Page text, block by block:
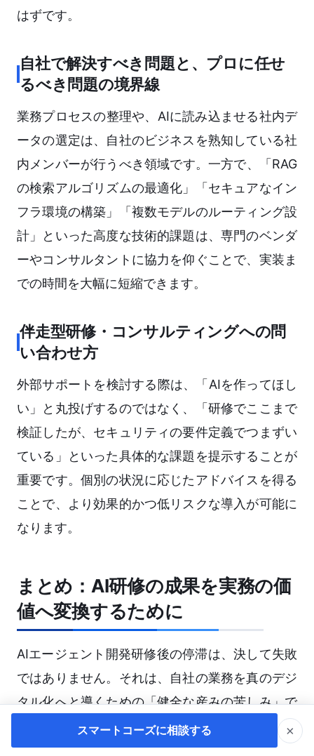
はずです。
自社で解決すべき問題と、プロに任せ
るべき問題の境界線
業務プロセスの整理や、AIに読み込ませる社内デ
ータの選定は、自社のビジネスを熟知している社
内メンバーが行うべき領域です。一方で、「RAG
の検索アルゴリズムの最適化」「セキュアなイン
フラ環境の構築」「複数モデルのルーティング設
計」といった高度な技術的課題は、専門のベンダ
ーやコンサルタントに協力を仰ぐことで、実装ま
での時間を大幅に短縮できます。
伴走型研修・コンサルティングへの問
い合わせ方
外部サポートを検討する際は、「AIを作ってほし
い」と丸投げするのではなく、「研修でここまで
検証したが、セキュリティの要件定義でつまずい
ている」といった具体的な課題を提示することが
重要です。個別の状況に応じたアドバイスを得る
ことで、より効果的かつ低リスクな導入が可能に
なります。
まとめ：AI研修の成果を実務の価
値へ変換するために
AIエージェント開発研修後の停滞は、決して失敗
ではありません。それは、自社の業務を真のデジ
タル化へと導くための「健全な産みの苦しみ」で
スマートコーズに相談する ×